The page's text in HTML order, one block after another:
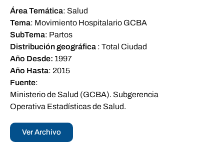
Área Temática: Salud
Tema: Movimiento Hospitalario GCBA
SubTema: Partos
Distribución geográfica : Total Ciudad
Año Desde: 1997
Año Hasta: 2015
Fuente:
Ministerio de Salud (GCBA). Subgerencia
Operativa Estadísticas de Salud.
Ver Archivo